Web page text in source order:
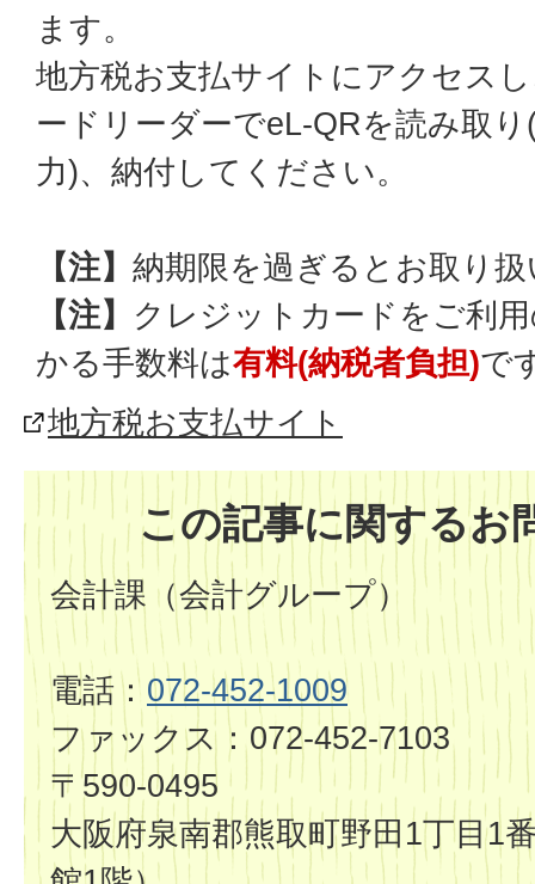
ます。
地方税お支払サイトにアクセス
ードリーダーでeL-QRを読み取
力)、納付してください。
【注】 納期限を過ぎるとお取り
【注】 クレジットカードをご利
かる手数料は有料(納税者負担)で
地方税お支払サイト
この記事に関するお
会計課（会計グループ）
電話： 072-452-1009
ファックス：072-452-7103
〒590-0495
大阪府泉南郡熊取町野田1丁目1